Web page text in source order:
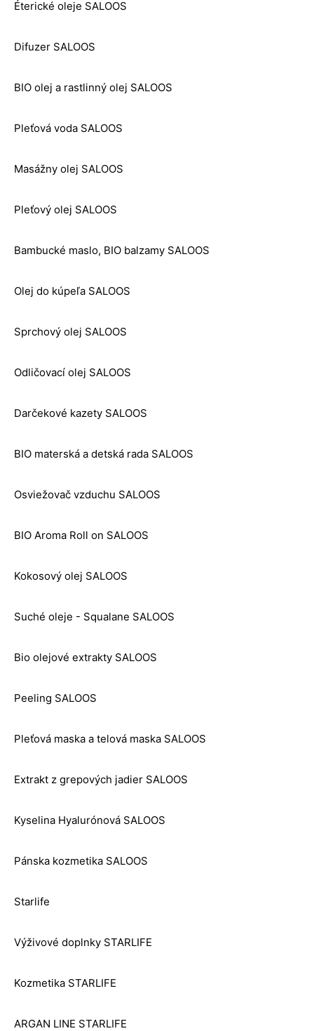
Éterické oleje SALOOS
Difuzer SALOOS
BIO olej a rastlinný olej SALOOS
Pleťová voda SALOOS
Masážny olej SALOOS
Pleťový olej SALOOS
Bambucké maslo, BIO balzamy SALOOS
Olej do kúpeľa SALOOS
Sprchový olej SALOOS
Odličovací olej SALOOS
Darčekové kazety SALOOS
BIO materská a detská rada SALOOS
Osviežovač vzduchu SALOOS
BIO Aroma Roll on SALOOS
Kokosový olej SALOOS
Suché oleje - Squalane SALOOS
Bio olejové extrakty SALOOS
Peeling SALOOS
Pleťová maska a telová maska SALOOS
Extrakt z grepových jadier SALOOS
Kyselina Hyalurónová SALOOS
Pánska kozmetika SALOOS
Starlife
Výživové doplnky STARLIFE
Kozmetika STARLIFE
ARGAN LINE STARLIFE